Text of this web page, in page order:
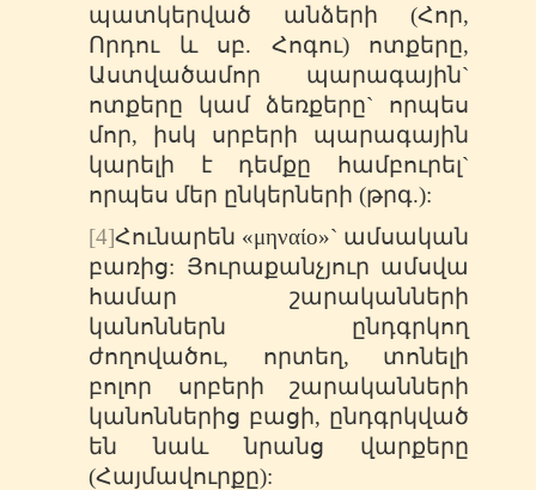
պատկերված անձերի (Հոր,
Որդու և սբ. Հոգու) ոտքերը,
Աստվածամոր պարագային`
ոտքերը կամ ձեռքերը` որպես
մոր, իսկ սրբերի պարագային
կարելի է դեմքը համբուրել`
որպես մեր ընկերների (թրգ.):
[4]Հունարեն «μηναίο»` ամսական
բառից: Յուրաքանչյուր ամսվա
համար շարականների
կանոններն ընդգրկող
ժողովածու, որտեղ, տոնելի
բոլոր սրբերի շարականների
կանոններից բացի, ընդգրկված
են նաև նրանց վարքերը
(Հայմավուրքը):